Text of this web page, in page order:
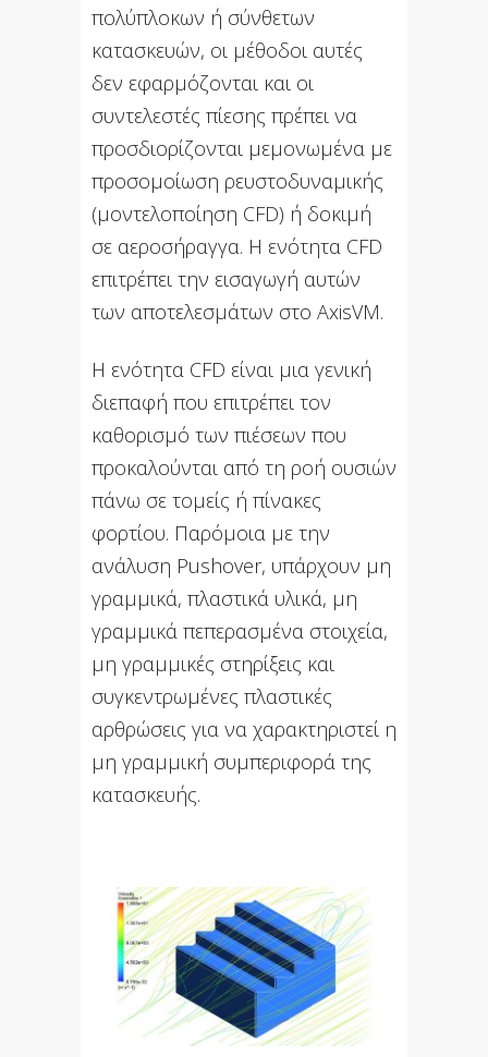
πολύπλοκων ή σύνθετων
κατασκευών, οι μέθοδοι αυτές
δεν εφαρμόζονται και οι
συντελεστές πίεσης πρέπει να
προσδιορίζονται μεμονωμένα με
προσομοίωση ρευστοδυναμικής
(μοντελοποίηση CFD) ή δοκιμή
σε αεροσήραγγα. Η ενότητα CFD
επιτρέπει την εισαγωγή αυτών
των αποτελεσμάτων στο AxisVM.
Η ενότητα CFD είναι μια γενική
διεπαφή που επιτρέπει τον
καθορισμό των πιέσεων που
προκαλούνται από τη ροή ουσιών
πάνω σε τομείς ή πίνακες
φορτίου. Παρόμοια με την
ανάλυση Pushover, υπάρχουν μη
γραμμικά, πλαστικά υλικά, μη
γραμμικά πεπερασμένα στοιχεία,
μη γραμμικές στηρίξεις και
συγκεντρωμένες πλαστικές
αρθρώσεις για να χαρακτηριστεί η
μη γραμμική συμπεριφορά της
κατασκευής.